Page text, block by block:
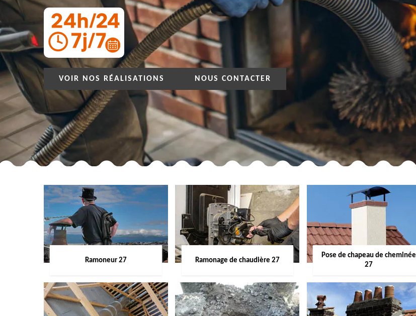
VOIR NOS RÉALISATIONS NOUS CONTACTER
Ramoneur 27 Ramonage de chaudière 27
Pose de chapeau de cheminée
27